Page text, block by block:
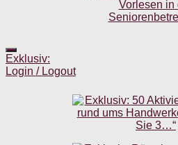
Exklusiv:
Login / Logout